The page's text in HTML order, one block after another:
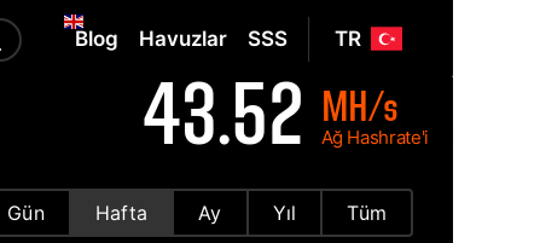
TR
Blog Havuzlar SSS
43.52 MH/s
Ağ Hashrate'i
Gün Hafta Ay Yıl Tüm